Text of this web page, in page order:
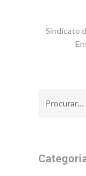
Sindicato